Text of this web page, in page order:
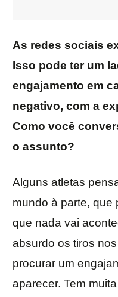
As redes sociais
Isso pode ter um
engajamento em
negativo, com a
Como você
o assunto?
Alguns atletas
mundo à parte, que
que nada vai
absurdo os tiros
procurar um
aparecer. Tem